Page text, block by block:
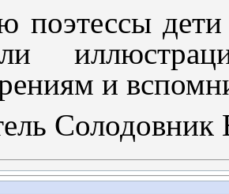
поэтессы
и